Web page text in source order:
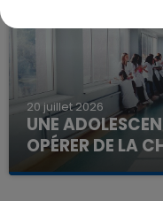
20 juillet 2026
UNE
OPÉRER DE LA
La famille a porté